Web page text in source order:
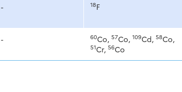
- 18F
- 60Co, 57Co, 109Cd, 58Co,
51Cr, 56Co